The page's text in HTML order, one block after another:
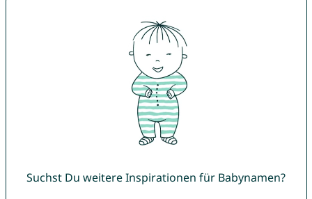
Suchst Du weitere Inspirationen für Babynamen?